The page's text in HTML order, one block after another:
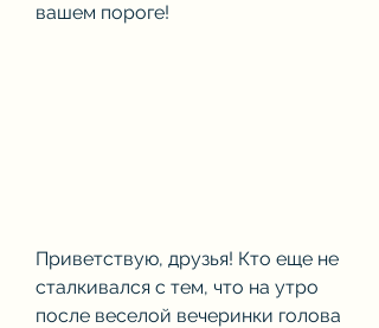
вашем пороге!
Приветствую, друзья! Кто еще не
сталкивался с тем, что на утро
после веселой вечеринки голова